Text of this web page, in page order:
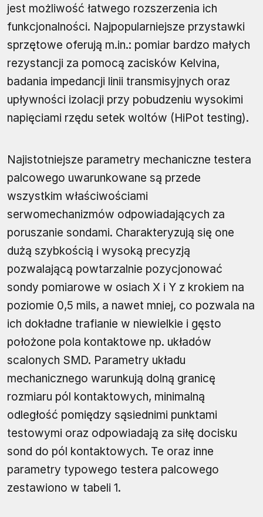
jest możliwość łatwego rozszerzenia ich
funkcjonalności. Najpopularniejsze przystawki
sprzętowe oferują m.in.: pomiar bardzo małych
rezystancji za pomocą zacisków Kelvina,
badania impedancji linii transmisyjnych oraz
upływności izolacji przy pobudzeniu wysokimi
napięciami rzędu setek woltów (HiPot testing).
Najistotniejsze parametry mechaniczne testera
palcowego uwarunkowane są przede
wszystkim właściwościami
serwomechanizmów odpowiadających za
poruszanie sondami. Charakteryzują się one
dużą szybkością i wysoką precyzją
pozwalającą powtarzalnie pozycjonować
sondy pomiarowe w osiach X i Y z krokiem na
poziomie 0,5 mils, a nawet mniej, co pozwala na
ich dokładne trafianie w niewielkie i gęsto
położone pola kontaktowe np. układów
scalonych SMD. Parametry układu
mechanicznego warunkują dolną granicę
rozmiaru pól kontaktowych, minimalną
odległość pomiędzy sąsiednimi punktami
testowymi oraz odpowiadają za siłę docisku
sond do pól kontaktowych. Te oraz inne
parametry typowego testera palcowego
zestawiono w tabeli 1.